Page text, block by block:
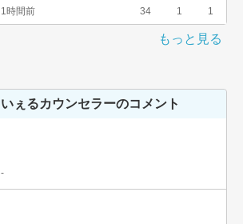
1時間前 34 1 1
もっと見る
いぇるカウンセラーのコメント
-